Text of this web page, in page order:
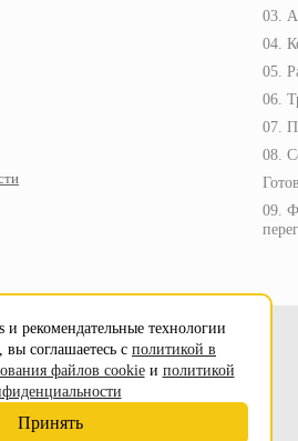
03.
04.
05.
06.
07.
08.
09.
исключительно информационный
при каких условиях не является публичной
положениями Статьи 437 (2)
и рекомендательные технологии
вы соглашаетесь с политикой в
файлов cookieи политикой
Принять